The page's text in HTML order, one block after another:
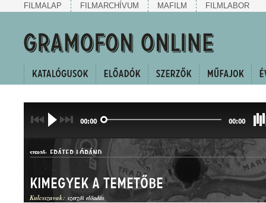
FILMALAP FILMARCHÍVUM MAFILM FILMLABOR
00:00 00:00
SZERZŐ: FRÁTER LÓRÁND
Kimegyek a temetőbe
Kulcsszavak: szerzői előadás